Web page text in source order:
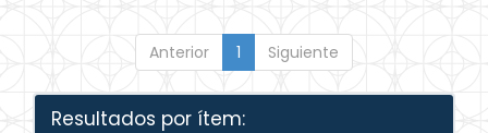
Anterior 1 Siguiente
Resultados por ítem: